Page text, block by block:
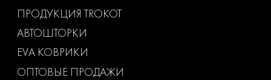
ПРОДУКЦИЯ TROKOT
АВТОШТОРКИ
EVA КОВРИКИ
ОПТОВЫЕ ПРОДАЖИ